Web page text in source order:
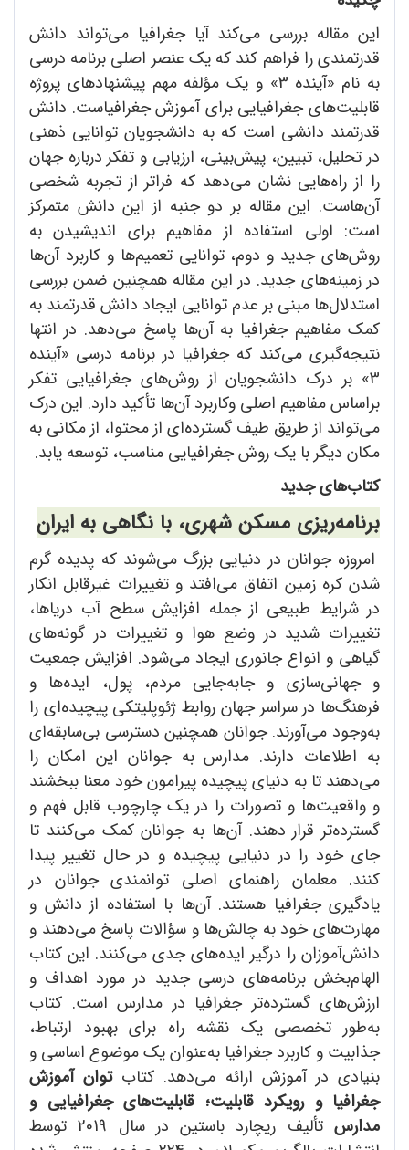
این مقاله بررسی می‌کند آیا جغرافیا می‌تواند دانش
قدرتمندی را فراهم کند که یک عنصر اصلی برنامه‌ درسی
به نام «آینده 3» و یک مؤلفه مهم پیشنهادهای پروژه
قابلیت‌های جغرافیایی برای آموزش جغرافیاست. دانش
قدرتمند دانشی است که به دانشجویان توانایی ذهنی
در تحلیل، تبیین، پیش‌بینی، ارزیابی و تفکر درباره جهان
را از راه‌هایی نشان می‌دهد که فراتر از تجربه شخصی
آن‌هاست. این مقاله بر دو جنبه از این دانش متمرکز
است: اولی استفاده از مفاهیم برای اندیشیدن به
روش‌های جدید و دوم، توانایی تعمیم‌ها و کاربرد آن‌ها
در زمینه‌های جدید. در این مقاله همچنین ضمن بررسی
استدلال‌ها مبنی بر عدم توانایی ایجاد دانش قدرتمند به
کمک مفاهیم جغرافیا به آن‌ها پاسخ می‌دهد. در انتها
نتیجه‌گیری می‌کند که جغرافیا در برنامه درسی «آینده
3» بر درک دانشجویان از روش‌های جغرافیایی تفکر
براساس مفاهیم اصلی وکاربرد آن‌ها تأکید دارد. این درک
می‌تواند از طریق طیف گسترده‌ای از محتوا، از مکانی به
مکان دیگر با یک روش جغرافیایی مناسب، توسعه یابد.
کتابهای جدید
برنامهریزی مسکن شهری، با نگاهی به ایران
امروزه جوانان در دنیایی بزرگ می‌شوند که پدیده گرم
شدن کره زمین اتفاق می‌افتد و تغییرات غیرقابل انکار
در شرایط طبیعی از جمله افزایش سطح آب دریاها،
تغییرات شدید در وضع هوا و تغییرات در گونه‌های
گیاهی و انواع جانوری ایجاد می‌شود. افزایش جمعیت
و جهانی‌سازی و جابه‌جایی مردم، پول، ایده‌ها و
فرهنگ‌ها در سراسر جهان روابط ژئوپلیتکی پیچیده‌ای را
به‌وجود می‌آورند. جوانان همچنین دسترسی بی‌سابقه‌ای
به اطلاعات دارند. مدارس به جوانان این امکان را
می‌دهند تا به دنیای پیچیده پیرامون خود معنا ببخشند
و واقعیت‌ها و تصورات را در یک چارچوب قابل فهم و
گسترده‌تر قرار دهند. آن‌ها به جوانان کمک می‌کنند تا
جای خود را در دنیایی پیچیده و در حال تغییر پیدا
کنند. معلمان راهنمای اصلی توانمندی جوانان در
یادگیری جغرافیا هستند. آن‌ها با استفاده از دانش و
مهارت‌های خود به چالش‌ها و سؤالات پاسخ می‌دهند و
دانش‌آموزان را درگیر ایده‌های جدی می‌کنند. این کتاب
الهام‌بخش برنامه‌های درسی جدید در مورد اهداف و
ارزش‌های گسترده‌تر جغرافیا در مدارس است. کتاب
به‌طور تخصصی یک نقشه راه برای بهبود ارتباط،
جذابیت و کاربرد جغرافیا به‌عنوان یک موضوع اساسی و
بنیادی در آموزش ارائه می‌دهد. کتابتوان آموزش
جغرافیا و رویکرد قابلیت؛ قابلیتهای جغرافیایی و
مدارس
تألیف ریچارد باستین در سال 2019 توسط